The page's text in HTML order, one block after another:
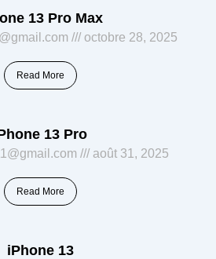
13 Pro Max
octobre 28, 2025
Read More
13 Pro
août 31, 2025
Read More
iPhone 13